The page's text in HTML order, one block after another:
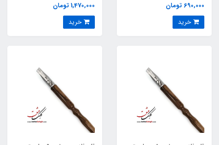
690,000 تومان
1,470,000 تومان